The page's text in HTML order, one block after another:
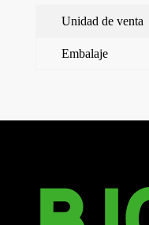
Unidad de venta
Embalaje